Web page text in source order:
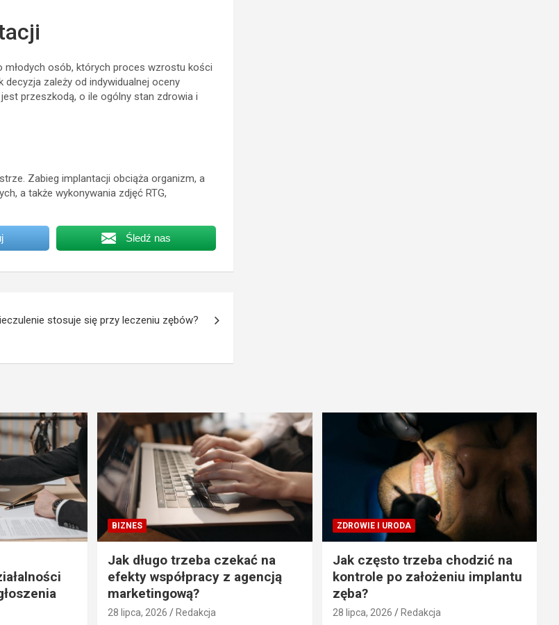
osób, których proces wzrostu kości
decyzja zależy od indywidualnej oceny
przeszkodą, o ile ogólny stan zdrowia i
Zabieg implantacji obciąża organizm, a
a także wykonywania zdjęć RTG,
Śledź nas
stosuje się przy leczeniu zębów?
BIZNES
Jak długo trzeba czekać na
efekty współpracy z agencją
marketingową?
28 lipca, 2026 Redakcja
ZDROWIE I URODA
Jak często trzeba chodzić na
kontrole po założeniu implantu
zęba?
28 lipca, 2026 Redakcja